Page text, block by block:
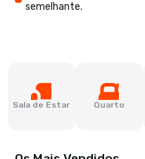
semelhante.
Sala de Estar Quarto